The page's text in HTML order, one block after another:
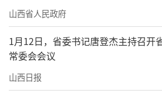
山西省人民政府
1月12日，省委书记唐登杰主持召开
常委会会议
山西日报